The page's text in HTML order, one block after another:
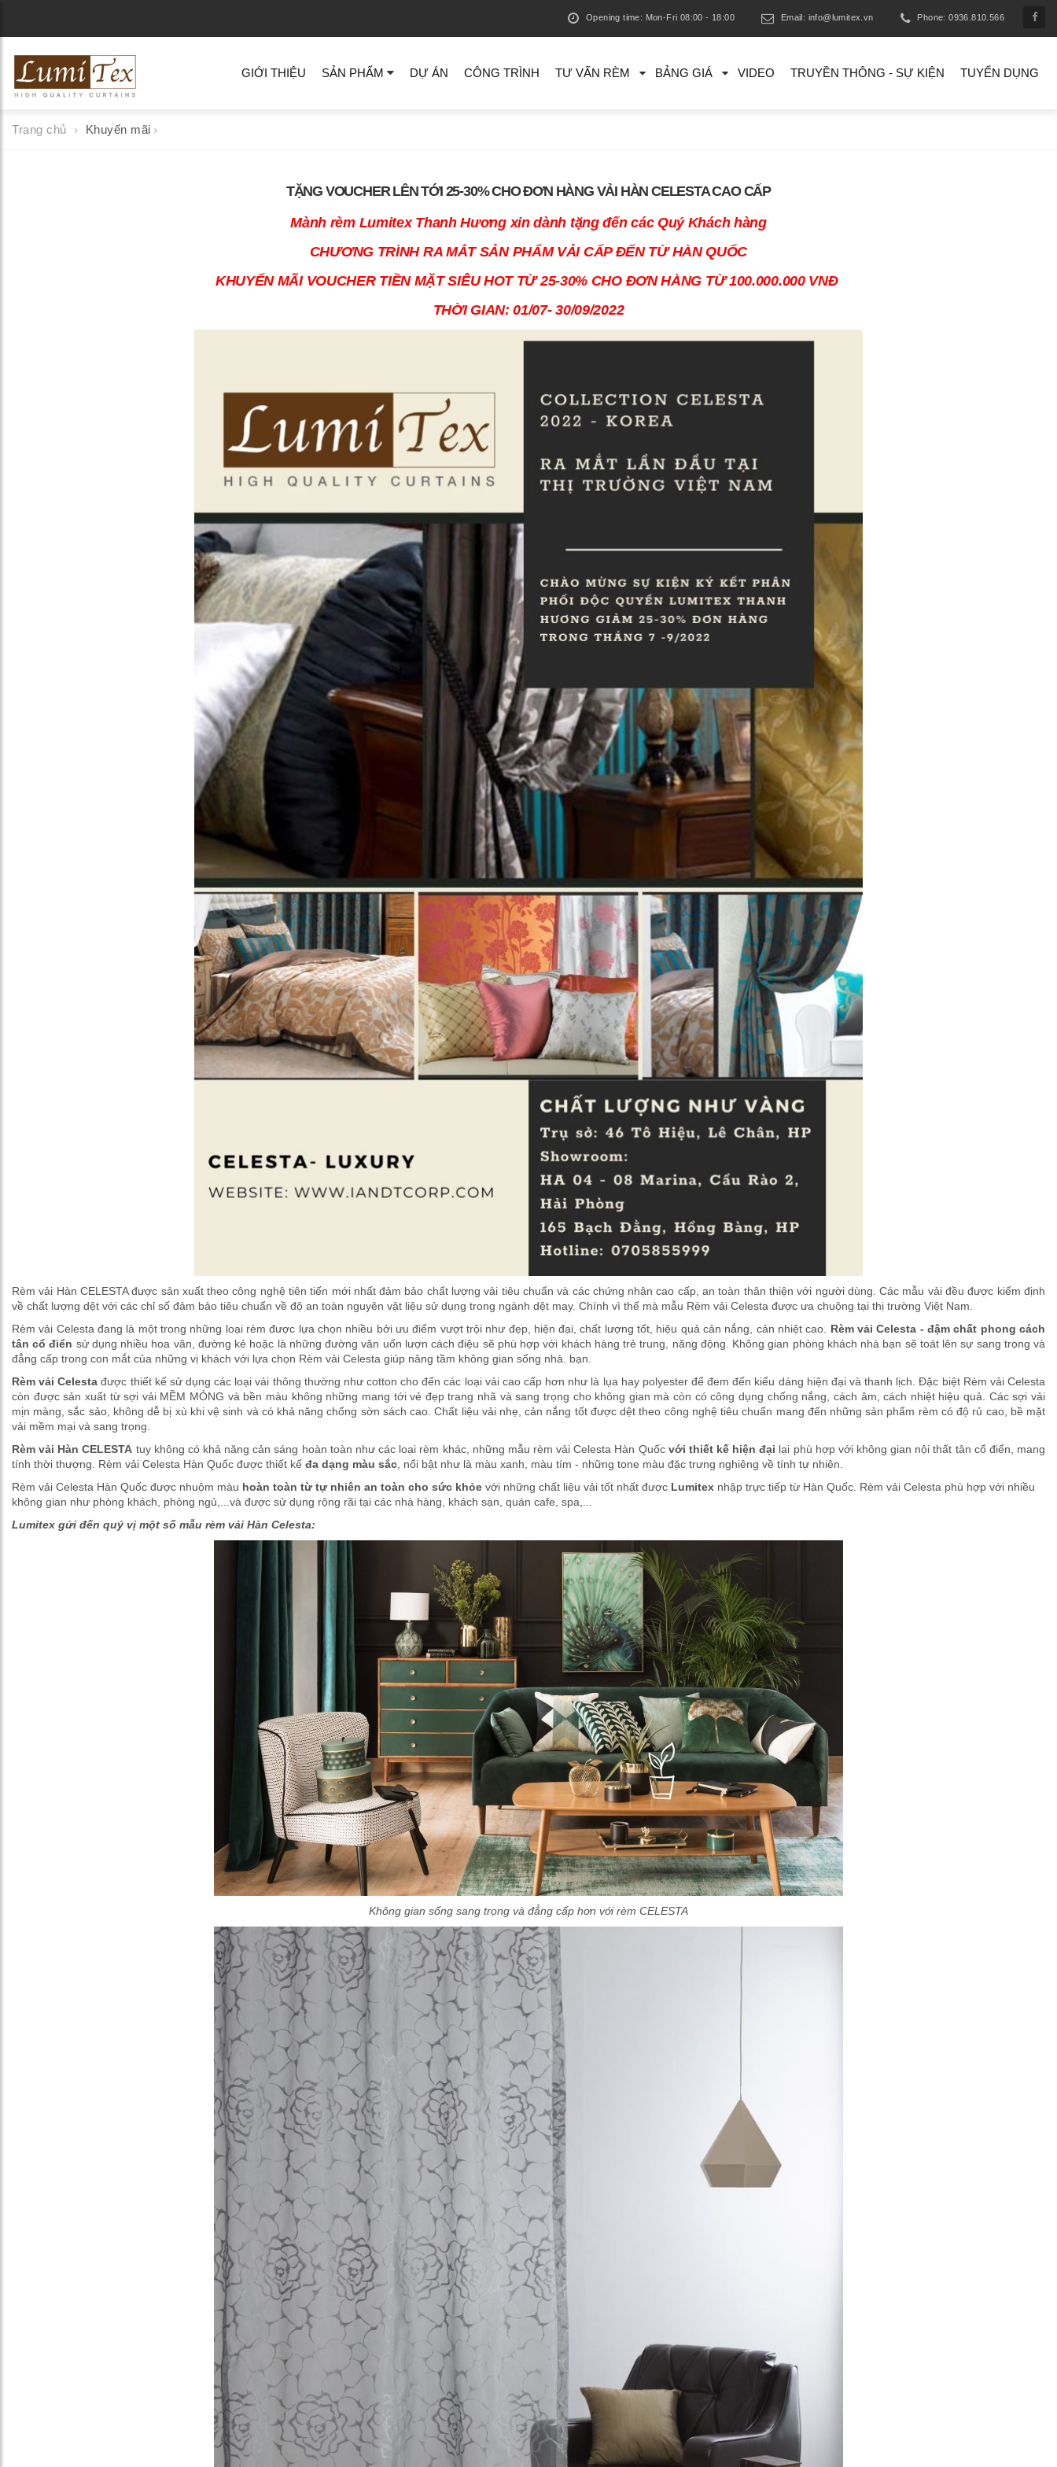
Opening time: Mon-Fri 08:00 - 18:00 Email: info@lumitex.vn Phone: 0936.810.566
GIỚI THIỆU SẢN PHẨM DỰ ÁN CÔNG TRÌNH TƯ VẤN RÈM BẢNG GIÁ VIDEO TRUYỀN THÔNG - SỰ KIỆN TUYỂN DỤNG
Trang chủ Khuyến mãi
TẶNG VOUCHER LÊN TỚI 25-30% CHO ĐƠN HÀNG VẢI HÀN CELESTA CAO CẤP
Mành rèm Lumitex Thanh Hương xin dành tặng đến các Quý Khách hàng
CHƯƠNG TRÌNH RA MẮT SẢN PHẨM VẢI CẤP ĐẾN TỪ HÀN QUỐC
KHUYẾN MÃI VOUCHER TIỀN MẶT SIÊU HOT TỪ 25-30% CHO ĐƠN HÀNG TỪ 100.000.000 VNĐ
THỜI GIAN: 01/07- 30/09/2022
Rèm vải Hàn CELESTA được sản xuất theo công nghệ tiên tiến mới nhất đảm bảo chất lượng vải tiêu chuẩn và các chứng nhận cao cấp, an toàn thân thiện với người dùng. Các mẫu vải đều được kiểm định
về chất lượng dệt với các chỉ số đảm bảo tiêu chuẩn về độ an toàn nguyên vật liệu sử dụng trong ngành dệt may. Chính vì thế mà mẫu Rèm vải Celesta được ưa chuộng tại thị trường Việt Nam.
Rèm vải Celesta đang là một trong những loại rèm được lựa chọn nhiều bởi ưu điểm vượt trội như đẹp, hiện đại, chất lượng tốt, hiệu quả cản nắng, cản nhiệt cao. Rèm vải Celesta - đậm chất phong cách
tân cổ điển sử dụng nhiều hoa văn, đường kẻ hoặc là những đường vân uốn lượn cách điệu sẽ phù hợp với khách hàng trẻ trung, năng động. Không gian phòng khách nhà bạn sẽ toát lên sự sang trọng và
đẳng cấp trong con mắt của những vị khách với lựa chọn Rèm vải Celesta giúp nâng tầm không gian sống nhà. bạn.
Rèm vải Celesta được thiết kế sử dụng các loại vải thông thường như cotton cho đến các loại vải cao cấp hơn như là lụa hay polyester để đem đến kiểu dáng hiện đại và thanh lịch. Đặc biệt Rèm vải Celesta
còn được sản xuất từ sợi vải MỀM MỎNG và bền màu không những mang tới vẻ đẹp trang nhã và sang trọng cho không gian mà còn có công dụng chống nắng, cách âm, cách nhiệt hiệu quả. Các sợi vải
mịn màng, sắc sảo, không dễ bị xù khi vệ sinh và có khả năng chống sờn sách cao. Chất liệu vải nhẹ, cản nắng tốt được dệt theo công nghệ tiêu chuẩn mang đến những sản phẩm rèm có độ rủ cao, bề mặt
vải mềm mại và sang trọng.
Rèm vải Hàn CELESTA​ tuy không có khả năng cản sáng hoàn toàn như các loại rèm khác, những mẫu rèm vải Celesta Hàn Quốc với thiết kế hiện đại lại phù hợp với không gian nội thất tân cổ điển, mang
tính thời thượng. Rèm vải Celesta Hàn Quốc được thiết kế đa dạng màu sắc , nổi bật như là màu xanh, màu tím - những tone màu đặc trưng nghiêng về tính tự nhiên.
Rèm vải Celesta Hàn Quốc được nhuộm màu hoàn toàn từ tự nhiên an toàn cho sức khỏe với những chất liệu vải tốt nhất được Lumitex nhập trực tiếp từ Hàn Quốc. Rèm vải Celesta phù hợp với nhiều
không gian như phòng khách, phòng ngủ,...và được sử dụng rộng rãi tại các nhà hàng, khách sạn, quán cafe, spa,...
Lumitex gửi đến quý vị một số mẫu rèm vải Hàn Celesta:
Không gian sống sang trọng và đẳng cấp hơn với rèm CELESTA